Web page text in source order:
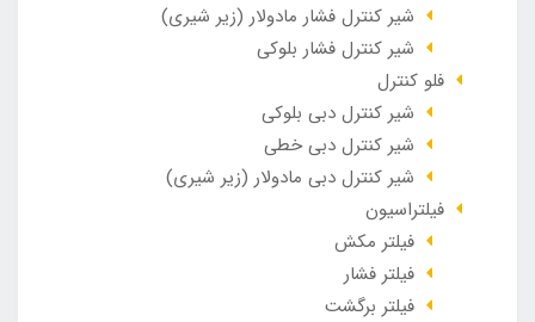
شیر کنترل فشار مادولار (زیر شیری)
شیر کنترل فشار بلوکی
فلو کنترل
شیر کنترل دبی بلوکی
شیر کنترل دبی خطی
شیر کنترل دبی مادولار (زیر شیری)
فیلتراسیون
فیلتر مکش
فیلتر فشار
فیلتر برگشت